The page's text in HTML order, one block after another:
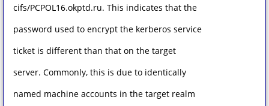
cifs/PCPOL16.okptd.ru. This indicates that the
password used to encrypt the kerberos service
ticket is different than that on the target
server. Commonly, this is due to identically
named machine accounts in the target realm